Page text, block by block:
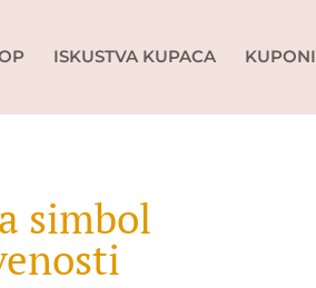
ISKUSTVA KUPACA KUPONI
simbol